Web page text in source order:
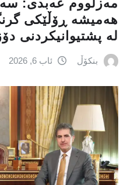
مەزڵووم عەبدی:
هەمیشە ڕۆڵێکی
لە پشتیوانیکردنی
بنکۆڵ ئاب 6, 2026